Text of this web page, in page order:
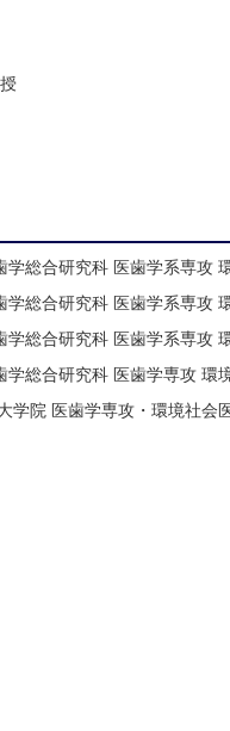
学総合研究科 医歯学系専攻
総合研究科 医歯学系専攻
総合研究科 医歯学系専攻
総合研究科 医歯学専攻 環
学院 医歯学専攻・環境社会